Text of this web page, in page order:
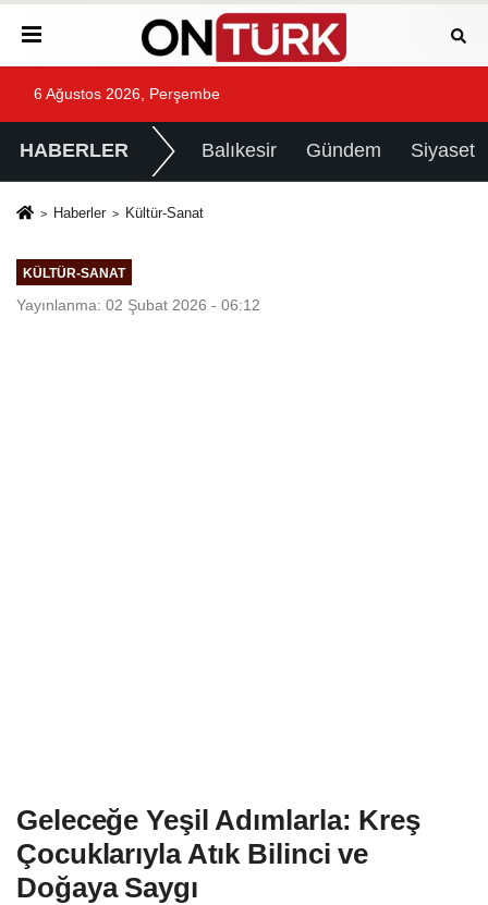
6 Ağustos 2026, Perşembe
HABERLER Balıkesir Gündem Siyaset
Haberler Kültür-Sanat
KÜLTÜR-SANAT
Yayınlanma: 02 Şubat 2026 - 06:12
Geleceğe Yeşil Adımlarla: Kreş
Çocuklarıyla Atık Bilinci ve
Doğaya Saygı